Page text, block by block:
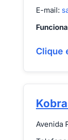
E-mail:
Clique
Avenida